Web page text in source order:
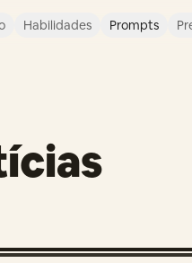
Habilidades Prompts